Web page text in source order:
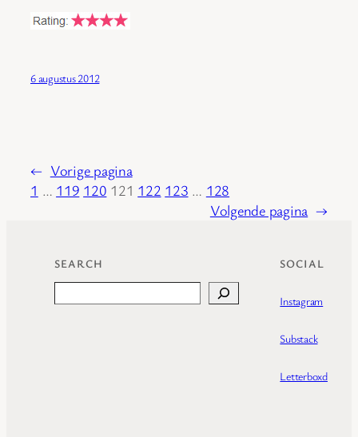
6 augustus 2012
← Vorige pagina
1 … 119 120 121 122 123 … 128
Volgende pagina →
SEARCH SOCIAL
Instagram
Substack
Letterboxd